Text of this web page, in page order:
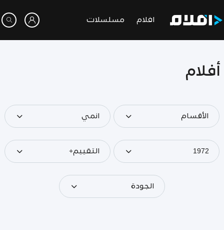
افلام مسلسلات
أفلام
الأقسام انمي
1972 التقييم+
الجودة